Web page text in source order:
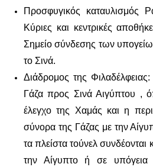
Προσφυγικός καταυλισμός
Κύριες και κεντρικές
Σημείο σύνδεσης των
το Σινά.
Διάδρομος της
Γάζα προς Σινά Αιγύπτου ,
έλεγχο της Χαμάς και η
σύνορα της Γάζας με την
τα πλείστα τούνελ
την Αίγυπτο ή σε υπόγεια